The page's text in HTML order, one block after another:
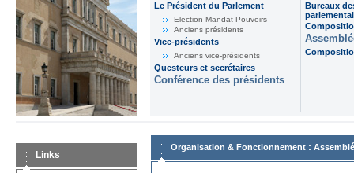
Le Président du Parlement
Election-Mandat-Pouvoirs
Anciens présidents
Vice-présidents
Anciens vice-présidents
Questeurs et secrétaires
Conférence des présidents
Bureaux
Links
Organisation & Fonctionnement :